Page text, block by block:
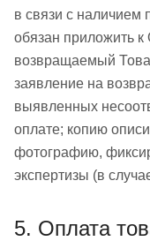
в связи с наличием
обязан приложить
возвращаемый
заявление на
выявленных
оплате; копию
фотографию,
экспертизы (в
5. Оплата